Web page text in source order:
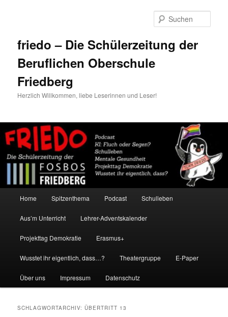
friedo – Die Schülerzeitung der
Beruflichen Oberschule
Friedberg
Herzlich Willkommen, liebe Leserinnen und Leser!
Home Spitzenthema Podcast Schulleben
Aus’m Unterricht Lehrer-Adventskalender
Projekttag Demokratie Erasmus+
Wusstet ihr eigentlich, dass…? Theatergruppe E-Paper
Über uns Impressum Datenschutz
SCHLAGWORTARCHIV:ÜBERTRITT 13